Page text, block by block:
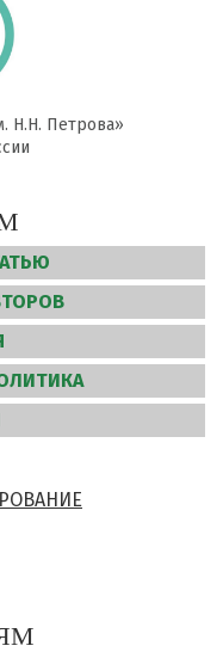
Н.Н. Петрова»